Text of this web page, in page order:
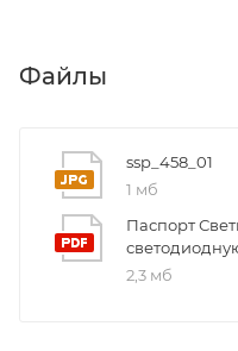
Файлы
ssp_458_01
1 мб
Паспорт
2,3 мб